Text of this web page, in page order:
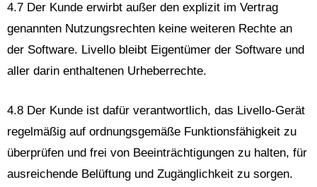
4.7 Der Kunde erwirbt außer den explizit im Vertrag
genannten Nutzungsrechten keine weiteren Rechte an
der Software. Livello bleibt Eigentümer der Software und
aller darin enthaltenen Urheberrechte.
4.8 Der Kunde ist dafür verantwortlich, das Livello-Gerät
regelmäßig auf ordnungsgemäße Funktionsfähigkeit zu
überprüfen und frei von Beeinträchtigungen zu halten, für
ausreichende Belüftung und Zugänglichkeit zu sorgen.